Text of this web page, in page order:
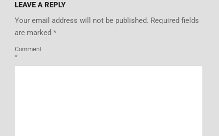
LEAVE A REPLY
Your email address will not be published. Required fields
are marked *
Comment
*